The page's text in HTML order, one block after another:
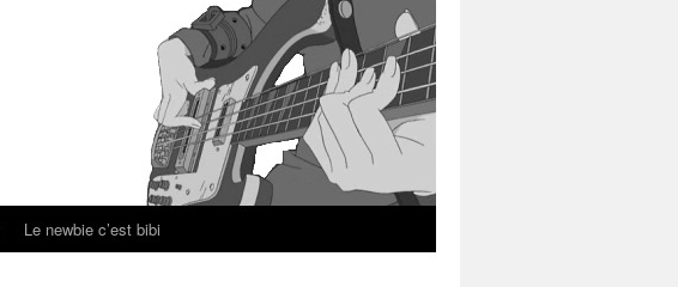
Le newbie c’est bibi